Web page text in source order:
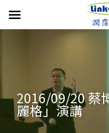
首頁
最新消息
媒體報導
影音分享
公司介紹
成立沿革
發展近況
技術優勢
核心團隊
銷售產品
2016/09/20 蔡
麗格」演講